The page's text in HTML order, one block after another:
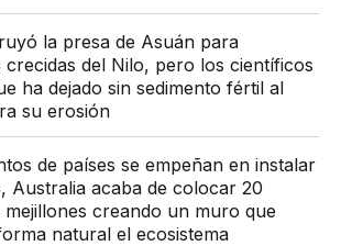
la presa de Asuán para
del Nilo, pero los científicos
ha dejado sin sedimento fértil al
su erosión
de países se empeñan en instalar
Australia acaba de colocar 20
mejillones creando un muro que
natural el ecosistema